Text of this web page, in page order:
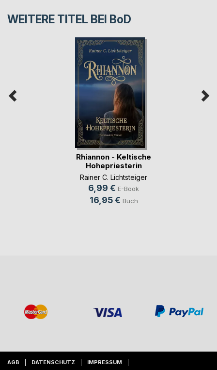
WEITERE TITEL BEI BoD
Rhiannon - Keltische
Hohepriesterin
Rainer C. Lichtsteiger
6,99 € E-Book
16,95 € Buch
AGB DATENSCHUTZ IMPRESSUM